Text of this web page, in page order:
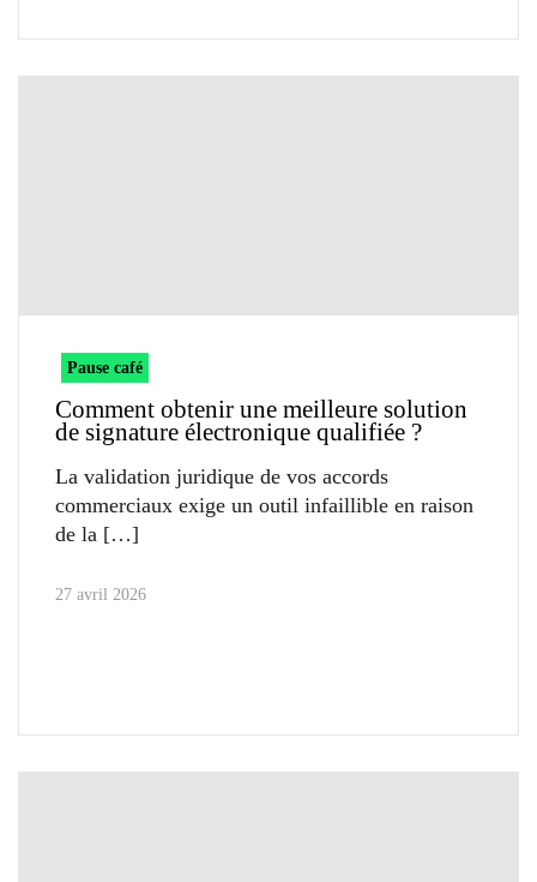
Pause café
Comment obtenir une meilleure solution
de signature électronique qualifiée ?
La validation juridique de vos accords
commerciaux exige un outil infaillible en raison
de la
27 avril 2026